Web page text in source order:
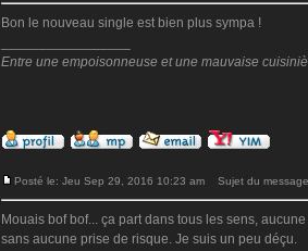
Bon le nouveau single est bien plus sympa !
Entre une empoisonneuse et une mauvaise
Posté le: Jeu Sep 29, 2016 10:23 am Sujet du
Mouais bof bof... ça part dans tous les sens,
sans aucune prise de risque. Je suis un peu déçu.